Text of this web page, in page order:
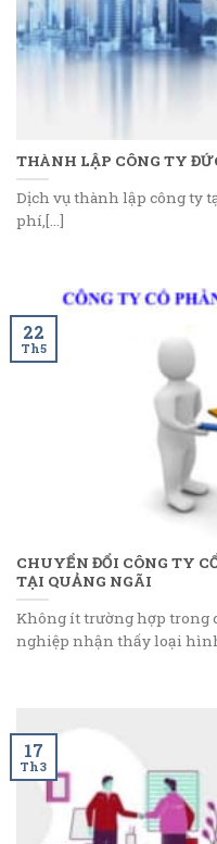
THÀNH LẬP CÔNG TY
Dịch vụ thành lập công ty
phí,[...]
CHUYỂN ĐỔI CÔNG TY
TẠI QUẢNG NGÃI
Không ít trường hợp trong
nghiệp nhận thấy loại
22
Th5
17
Th3